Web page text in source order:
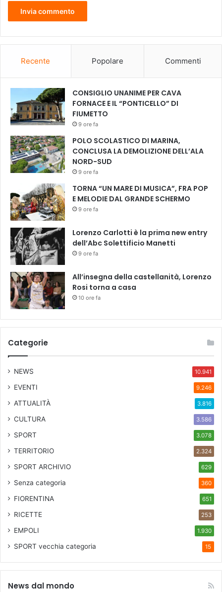
Recente Popolare Commenti
CONSIGLIO UNANIME PER CAVA
FORNACE E IL “PONTICELLO” DI
FIUMETTO
9 ore fa
POLO SCOLASTICO DI MARINA,
CONCLUSA LA DEMOLIZIONE DELL’ALA
NORD-SUD
9 ore fa
TORNA “UN MARE DI MUSICA”, FRA POP
E MELODIE DAL GRANDE SCHERMO
9 ore fa
Lorenzo Carlotti è la prima new entry
dell’Abc Solettificio Manetti
9 ore fa
All’insegna della castellanità, Lorenzo
Rosi torna a casa
10 ore fa
Categorie
NEWS 10.941
EVENTI 9.246
ATTUALITÀ 3.816
CULTURA 3.586
SPORT 3.078
TERRITORIO 2.324
SPORT ARCHIVIO 629
Senza categoria 360
FIORENTINA 651
RICETTE 253
EMPOLI 1.930
SPORT vecchia categoria 15
News dal mondo